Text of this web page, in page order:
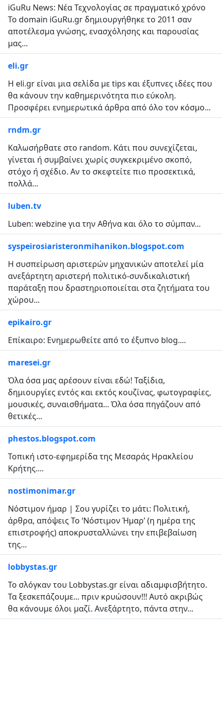
iGuRu News: Νέα Τεχνολογίας σε πραγματικό χρόνο
Το domain iGuRu.gr δημιουργήθηκε το 2011 σαν
αποτέλεσμα γνώσης, ενασχόλησης και παρουσίας
μας...
eli.gr
Η eli.gr είναι μια σελίδα με tips και έξυπνες ιδέες που
θα κάνουν την καθημερινότητα πιο εύκολη.
Προσφέρει ενημερωτικά άρθρα από όλο τον κόσμο...
rndm.gr
Καλωσήρθατε στο random. Κάτι που συνεχίζεται,
γίνεται ή συμβαίνει χωρίς συγκεκριμένο σκοπό,
στόχο ή σχέδιο. Αν το σκεφτείτε πιο προσεκτικά,
πολλά...
luben.tv
Luben: webzine για την Αθήνα και όλο το σύμπαν...
syspeirosiaristeronmihanikon.blogspot.com
Η συσπείρωση αριστερών μηχανικών αποτελεί μία
ανεξάρτητη αριστερή πολιτικό-συνδικαλιστική
παράταξη που δραστηριοποιείται στα ζητήματα του
χώρου...
epikairo.gr
Επίκαιρο: Ενημερωθείτε από το έξυπνο blog....
maresei.gr
Όλα όσα μας αρέσουν είναι εδώ! Ταξίδια,
δημιουργίες εντός και εκτός κουζίνας, φωτογραφίες,
μουσικές, συναισθήματα... Όλα όσα πηγάζουν από
θετικές...
phestos.blogspot.com
Τοπική ιστο-εφημερίδα της Μεσαράς Ηρακλείου
Κρήτης....
nostimonimar.gr
Νόστιμον ήμαρ | Σου γυρίζει το μάτι: Πολιτική,
άρθρα, απόψεις Το ‘Νόστιμον Ήμαρ’ (η ημέρα της
επιστροφής) αποκρυσταλλώνει την επιβεβαίωση
της...
lobbystas.gr
Το σλόγκαν του Lobbystas.gr είναι αδιαμφισβήτητο.
Τα ξεσκεπάζουμε... πριν κρυώσουν!!! Αυτό ακριβώς
θα κάνουμε όλοι μαζί. Ανεξάρτητο, πάντα στην...